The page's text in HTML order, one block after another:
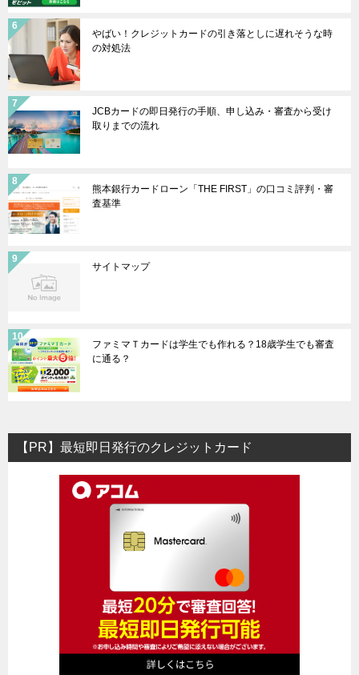
やばい！クレジットカードの引き落としに遅れそうな時
の対処法
JCBカードの即日発行の手順、申し込み・審査から受け
取りまでの流れ
熊本銀行カードローン「THE FIRST」の口コミ評判・審
査基準
サイトマップ
ファミマＴカードは学生でも作れる？18歳学生でも審査
に通る？
【PR】最短即日発行のクレジットカード